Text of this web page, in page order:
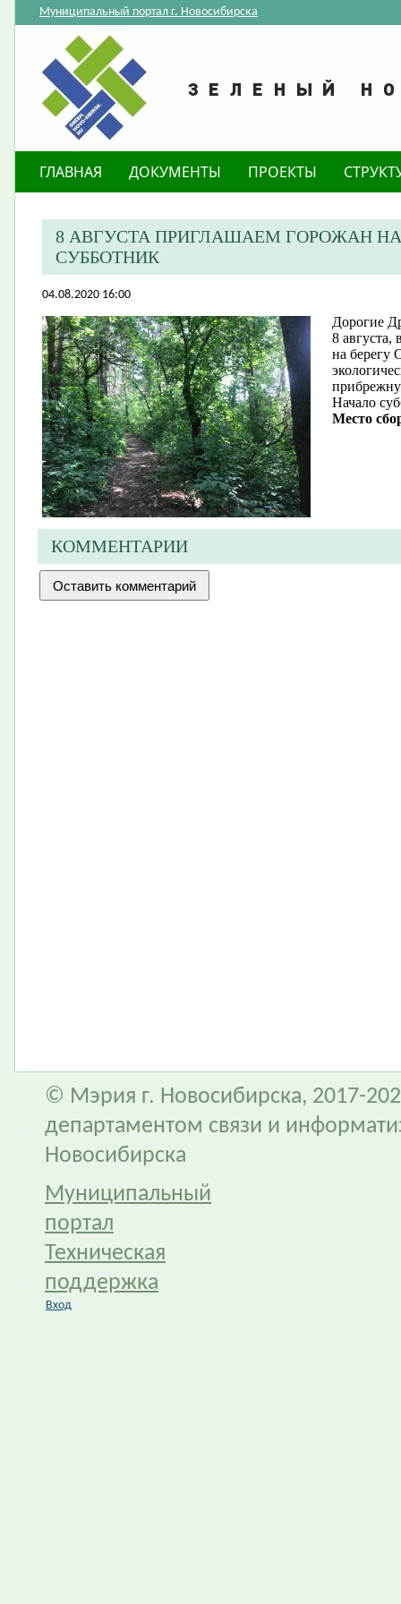
Муниципальный портал г. Новосибирска
ГЛАВНАЯ ДОКУМЕНТЫ ПРОЕКТЫ
8 АВГУСТА ПРИГЛАШАЕМ ГОРОЖАН
СУББОТНИК
04.08.2020 16:00
Дорогие
8 августа,
на берегу
Начало
Место
КОММЕНТАРИИ
© Мэрия г. Новосибирска, 2017-
департаментом связи и
Новосибирска
Муниципальный
портал
Техническая
поддержка
Вход